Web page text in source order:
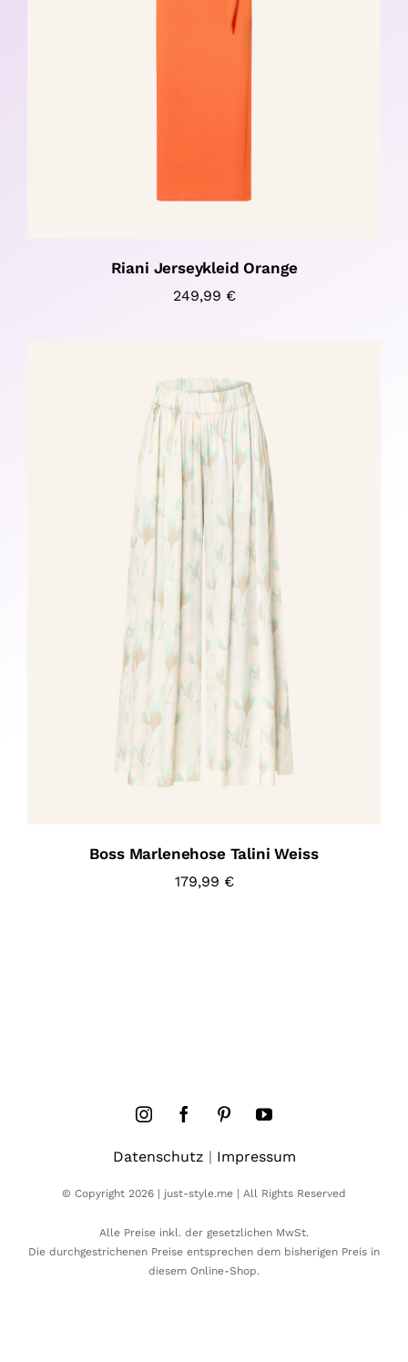
Riani Jerseykleid Orange
249,99 €
Boss Marlenehose Talini Weiss
179,99 €
Datenschutz | Impressum
© Copyright 2026 | just-style.me | All Rights Reserved
Alle Preise inkl. der gesetzlichen MwSt.
Die durchgestrichenen Preise entsprechen dem bisherigen Preis in
diesem Online-Shop.